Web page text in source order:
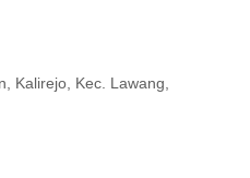
Kalirejo, Kec. Lawang,